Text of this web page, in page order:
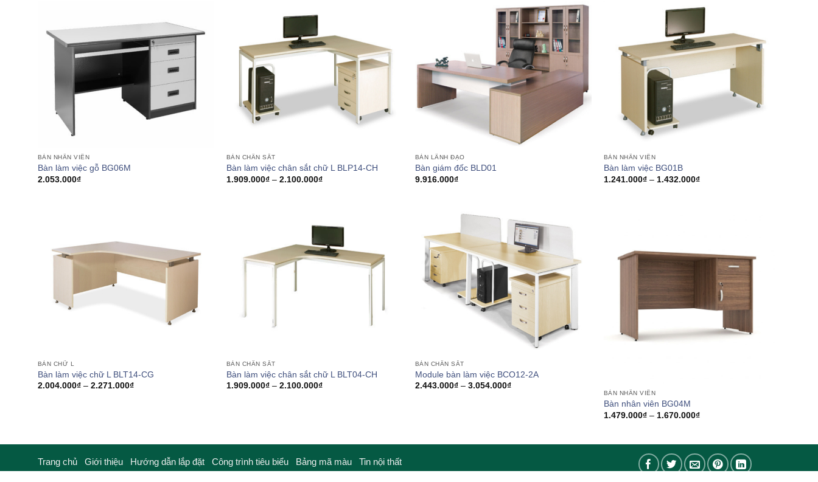
BÀN NHÂN VIÊN
Bàn làm việc gỗ BG06M
2.053.000₫
BÀN CHÂN SẮT
Bàn làm việc chân sắt chữ L BLP14-CH
1.909.000₫ – 2.100.000₫Khoảng
BÀN LÃNH ĐẠO
Bàn giám đốc BLD01
9.916.000₫
BÀN NHÂN VIÊN
Bàn làm việc BG01B
1.241.000₫ – 1.432.000₫Khoảng
BÀN CHỮ L
Bàn làm việc chữ L BLT14-CG
2.004.000₫ – 2.271.000₫Khoảng
BÀN CHÂN SẮT
Bàn làm việc chân sắt chữ L BLT04-CH
1.909.000₫ – 2.100.000₫Khoảng
BÀN CHÂN SẮT
Module bàn làm việc BCO12-2A
2.443.000₫ – 3.054.000₫Khoảng
BÀN NHÂN VIÊN
Bàn nhân viên BG04M
1.479.000₫ – 1.670.000₫Khoảng
đến
1.670.000₫
Trang chủ Giới thiệu Hướng dẫn lắp đặt Công trình tiêu biểu Bảng mã màu Tin nội thất